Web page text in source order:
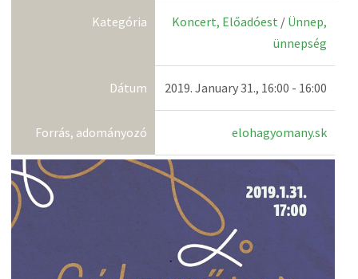
Kategória Koncert, Előadóest / Ünnep,
ünnepség
Dátum 2019. January 31., 16:00 - 16:00
Forrás, adományozó elohagyomany.sk